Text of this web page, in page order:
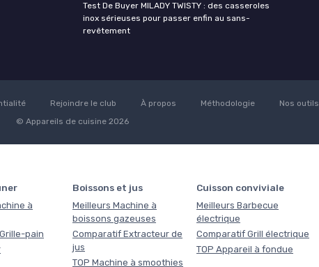
Test De Buyer MILADY TWISTY : des casseroles
inox sérieuses pour passer enfin au sans-
revêtement
Rejoindre le club À propos Méthodologie
Nos outils
© Appareils de cuisine 2026
à
pain
Boissons et jus
Meilleurs Machine à
boissons gazeuses
Comparatif Extracteur de
jus
TOP Machine à smoothies
Cuisson conviviale
Meilleurs Barbecue
électrique
Comparatif Grill électrique
TOP Appareil à fondue